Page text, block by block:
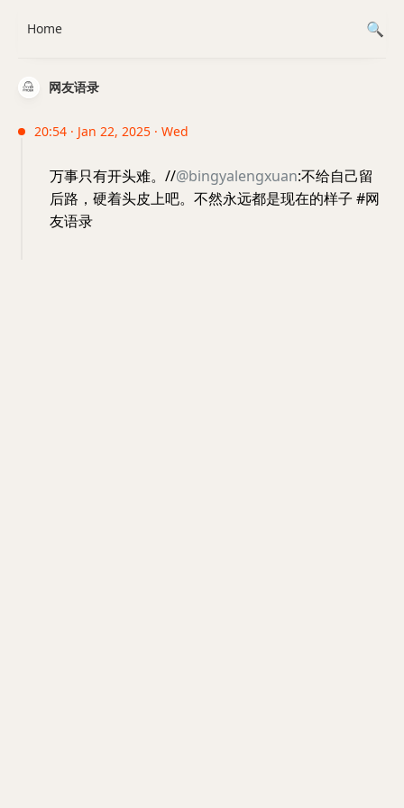
网友语录
20:54 · Jan 22, 2025 · Wed
万事只有开头难。//@bingyalengxuan:不给自己留
后路，硬着头皮上吧。不然永远都是现在的样子 #网
友语录
Home